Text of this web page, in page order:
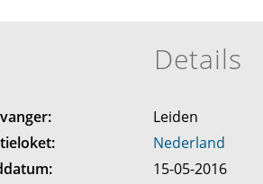
Details
Leiden
Nederland
15-05-2016